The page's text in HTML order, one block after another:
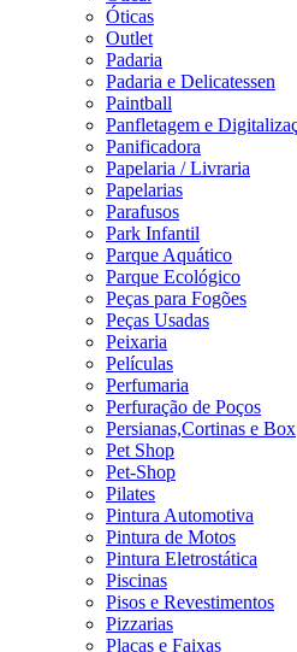
Óticas
Outlet
Padaria
Padaria e Delicatessen
Paintball
Panfletagem e
Panificadora
Papelaria / Livraria
Papelarias
Parafusos
Park Infantil
Parque Aquático
Parque Ecológico
Peças para Fogões
Peças Usadas
Peixaria
Películas
Perfumaria
Perfuração de Poços
Persianas,Cortinas e Box
Pet Shop
Pet-Shop
Pilates
Pintura Automotiva
Pintura de Motos
Pintura Eletrostática
Piscinas
Pisos e Revestimentos
Pizzarias
Placas e Faixas